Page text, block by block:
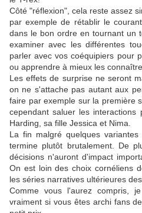
Côté "réflexion", cela reste assez
par exemple de rétablir le
dans le bon ordre en tournant un
examiner avec les différentes
parler avec vos coéquipiers pour
ou apprendre à mieux les connaître.
Les effets de surprise ne seront
on ne s'attache pas autant aux
faire par exemple sur la première
cependant saluer les interactions
Harding, sa fille Jessica et Nima.
La fin malgré quelques
termine plutôt brutalement. De
décisions n'auront d'impact
On est loin des choix cornéliens
les séries narratives ultérieures
Comme vous l'aurez compris,
vraiment si vous êtes archi fans